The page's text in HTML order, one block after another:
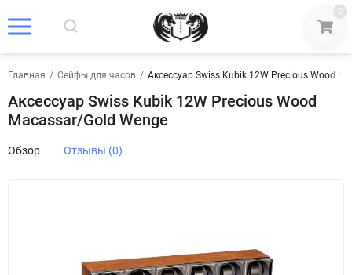
0
Главная / Сейфы для часов / Аксессуар Swiss Kubik 12W Precious Wood
Аксессуар Swiss Kubik 12W Precious Wood
Macassar/Gold Wenge
Обзор Отзывы (0)